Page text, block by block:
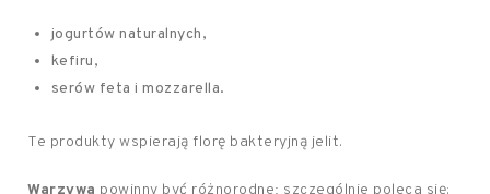
jogurtów naturalnych,
kefiru,
serów feta i mozzarella.
Te produkty wspierają florę bakteryjną jelit.
Warzywa powinny być różnorodne; szczególnie poleca się: